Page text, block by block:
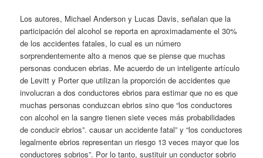
Los autores, Michael Anderson y Lucas Davis, señalan que la
participación del alcohol se reporta en aproximadamente el 30%
de los accidentes fatales, lo cual es un número
sorprendentemente alto a menos que se piense que muchas
personas conducen ebrias. Me acuerdo de un inteligente artículo
de Levitt y Porter que utilizan la proporción de accidentes que
involucran a dos conductores ebrios para estimar que no es que
muchas personas conduzcan ebrios sino que “los conductores
con alcohol en la sangre tienen siete veces más probabilidades
de conducir ebrios”. causar un accidente fatal” y “los conductores
legalmente ebrios representan un riesgo 13 veces mayor que los
conductores sobrios”. Por lo tanto, sustituir un conductor sobrio